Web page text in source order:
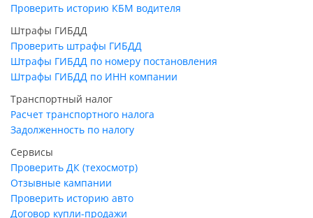
Проверить историю КБМ водителя
Штрафы ГИБДД
Проверить штрафы ГИБДД
Штрафы ГИБДД по номеру постановления
Штрафы ГИБДД по ИНН компании
Транспортный налог
Расчет транспортного налога
Задолженность по налогу
Сервисы
Проверить ДК (техосмотр)
Отзывные кампании
Проверить историю авто
Договор купли-продажи